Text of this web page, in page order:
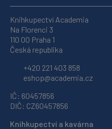
Knihkupectví Academia
Na Florenci 3
110 00 Praha 1
Česká republika
+420 221 403 858
eshop@academia.cz
IČ: 60457856
DIČ: CZ60457856
Knihkupectví a kavárna